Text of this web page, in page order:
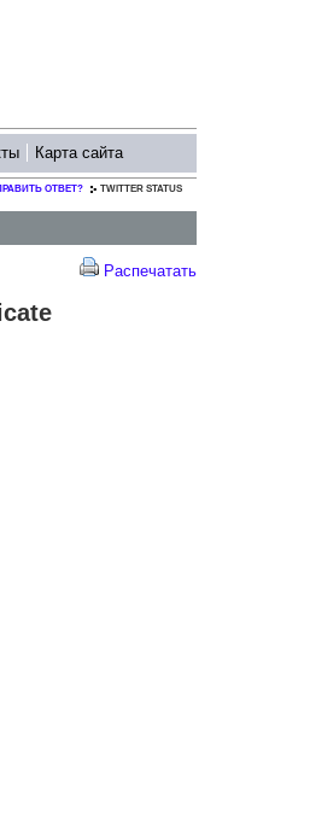
Карта сайта
ОТВЕТ? TWITTER STATUS
Распечатать